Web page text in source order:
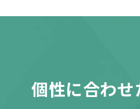
個性に合わせ